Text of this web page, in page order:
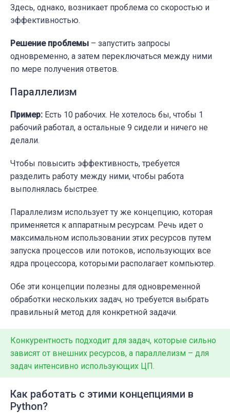
Здесь, однако, возникает проблема со скоростью и
эффективностью.
Решение проблемы – запустить запросы
одновременно, а затем переключаться между ними
по мере получения ответов.
Параллелизм
Пример: Есть 10 рабочих. Не хотелось бы, чтобы 1
рабочий работал, а остальные 9 сидели и ничего не
делали.
Чтобы повысить эффективность, требуется
разделить работу между ними, чтобы работа
выполнялась быстрее.
Параллелизм использует ту же концепцию, которая
применяется к аппаратным ресурсам. Речь идет о
максимальном использовании этих ресурсов путем
запуска процессов или потоков, использующих все
ядра процессора, которыми располагает компьютер.
Обе эти концепции полезны для одновременной
обработки нескольких задач, но требуется выбрать
правильный метод для конкретной задачи.
Конкурентность подходит для задач, которые сильно
зависят от внешних ресурсов, а параллелизм – для
задач интенсивно использующих ЦП.
Как работать с этими концепциями в
Python?